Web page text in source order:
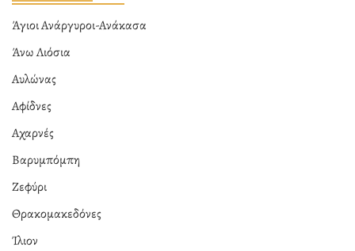
Άγιοι Ανάργυροι-Ανάκασα
Άνω Λιόσια
Αυλώνας
Αφίδνες
Αχαρνές
Βαρυμπόμπη
Ζεφύρι
Θρακομακεδόνες
Ίλιον